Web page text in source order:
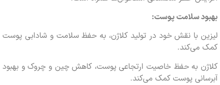
سلامت پوست:
با نقش خود در تولید کلاژن، به حفظ سلامت و شادابی پوست
به حفظ خاصیت ارتجاعی پوست، کاهش چین و چروک و بهبود
پوست کمک می‌کند.